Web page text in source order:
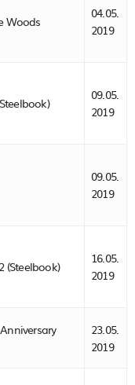
Woods
04.05.
2019
09.05.
2019
09.05.
2019
(Steelbook)
16.05.
2019
23.05.
2019